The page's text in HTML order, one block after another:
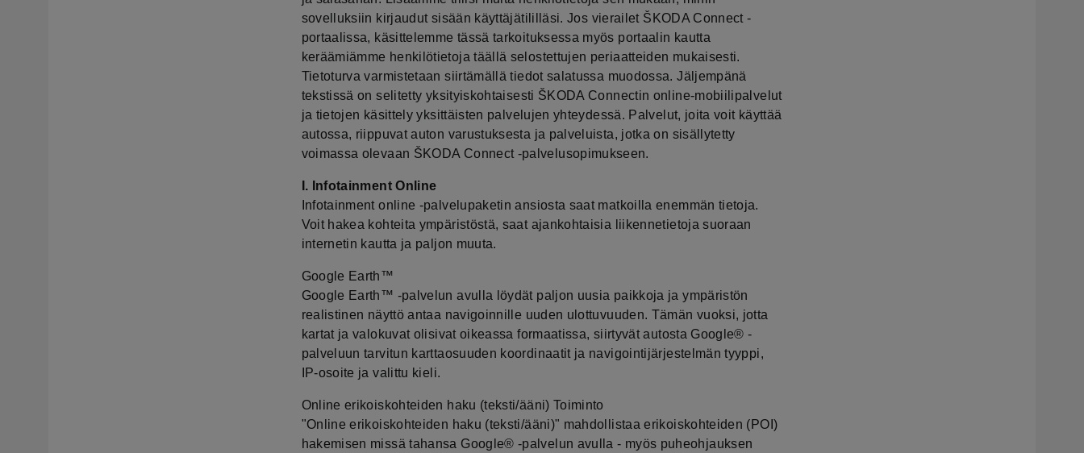
sovelluksiin kirjaudut sisään käyttäjätililläsi. Jos vierailet ŠKODA Connect -
portaalissa, käsittelemme tässä tarkoituksessa myös portaalin kautta
keräämiämme henkilötietoja täällä selostettujen periaatteiden mukaisesti.
Tietoturva varmistetaan siirtämällä tiedot salatussa muodossa. Jäljempänä
tekstissä on selitetty yksityiskohtaisesti ŠKODA Connectin online-mobiilipalvelut
ja tietojen käsittely yksittäisten palvelujen yhteydessä. Palvelut, joita voit käyttää
autossa, riippuvat auton varustuksesta ja palveluista, jotka on sisällytetty
voimassa olevaan ŠKODA Connect -palvelusopimukseen.
I. Infotainment Online
Infotainment online -palvelupaketin ansiosta saat matkoilla enemmän tietoja.
Voit hakea kohteita ympäristöstä, saat ajankohtaisia liikennetietoja suoraan
internetin kautta ja paljon muuta.
Google Earth™
Google Earth™ -palvelun avulla löydät paljon uusia paikkoja ja ympäristön
realistinen näyttö antaa navigoinnille uuden ulottuvuuden. Tämän vuoksi, jotta
kartat ja valokuvat olisivat oikeassa formaatissa, siirtyvät autosta Google® -
palveluun tarvitun karttaosuuden koordinaatit ja navigointijärjestelmän tyyppi,
IP-osoite ja valittu kieli.
Online erikoiskohteiden haku (teksti/ääni) Toiminto
"Online erikoiskohteiden haku (teksti/ääni)" mahdollistaa erikoiskohteiden (POI)
hakemisen missä tahansa Google® -palvelun avulla - myös puheohjauksen